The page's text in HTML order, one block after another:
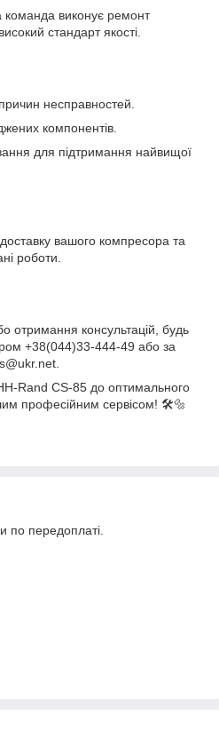
команда виконує ремонт
стандарт якості.
несправностей.
компонентів.
для підтримання найвищої
вашого компресора та
роботи.
отримання консультацій, будь
+38(044)33-444-49 або за
Rand CS-85 до оптимального
професійним сервісом! 🛠️🔩
по передоплаті.